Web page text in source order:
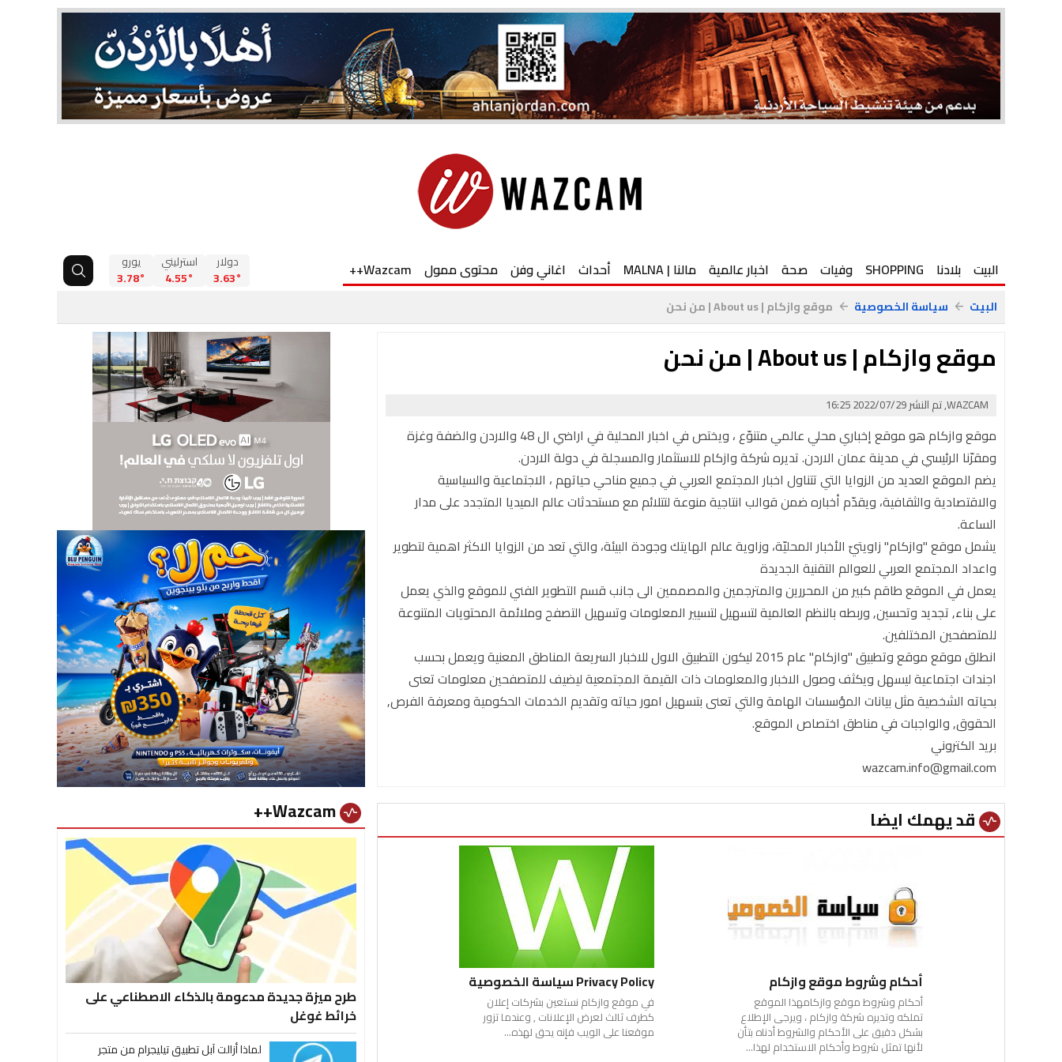
البيت بلادنا SHOPPING وفيات صحة اخبار عالمية مالنا | MALNA أحداث اغاني وفن محتوى ممول Wazcam++ دولار
3.63°
استرليني
4.55°
يورو
3.78°
البيت arrow_back سياسة الخصوصية arrow_back موقع وازكام | About us | من نحن
موقع وازكام | About us | من نحن
WAZCAM, تم النشر 2022/07/29 16:25
موقع وازكام هو موقع إخباري محلي عالمي متنوّع ، ويختص في اخبار المحلية في اراضي ال 48 والاردن والضفة وغزة
ومقرّنا الرئيسي في مدينة عمان الاردن. تديره شركة وازكام للاستثمار والمسجلة في دولة الاردن.
يضم الموقع العديد من الزوايا التي تتناول اخبار المجتمع العربي في جميع مناحي حياتهم ، الاجتماعية والسياسية
والاقتصادية والثقافية، ويقدّم أخباره ضمن قوالب انتاجية منوعة لتتلائم مع مستحدثات عالم الميديا المتجدد على مدار
الساعة.
يشمل موقع "وازكام" زاويتيّ الأخبار المحليّة، وزاوية عالم الهايتك وجودة البيئة، والتي تعد من الزوايا الاكثر اهمية لتطوير
واعداد المجتمع العربي للعوالم التقنية الجديدة
يعمل في الموقع طاقم كبير من المحررين والمترجمين والمصممين الى جانب قسم التطوير الفني للموقع والذي يعمل
على بناء, تجديد وتحسين, وربطه بالنظم العالمية لتسهيل لتسيير المعلومات وتسهيل التصفح وملائمة المحتويات المتنوعة
للمتصفحين المختلفين.
انطلق موقع موقع وتطبيق "وازكام" عام 2015 ليكون التطبيق الاول للاخبار السريعة المناطق المعنية ويعمل بحسب
اجندات اجتماعية ليسهل ويكثف وصول الاخبار والمعلومات ذات القيمة المجتمعية ليضيف للمتصفحين معلومات تعنى
بحياته الشخصية مثل بيانات المؤسسات الهامة والتي تعنى بتسهيل امور حياته وتقديم الخدمات الحكومية ومعرفة الفرص,
الحقوق, والواجبات في مناطق اختصاص الموقع.
بريد الكتروني
wazcam.info@gmail.com
vital_signs قد يهمك ايضا
أحكام وشروط موقع وازكام
أحكام وشروط موقع وازكامهذا الموقع
تملكه وتديره شركة وازكام ، ويرجى الإطلاع
بشكل دقيق على الأحكام والشروط أدناه بتأن
لأنها تمثل شروط وأحكام الاستخدام لهذا...
Privacy Policy سياسة الخصوصية
في موقع وازكام نستعين بشركات إعلان
كطرف ثالث لعرض الإعلانات , وعندما تزور
موقعنا على الويب فإنه يحق لهذه...
vital_signs
طرح ميزة جديدة مدعومة بالذكاء الاصطناعي على
خرائط غوغل
لماذا أزالت آبل تطبيق تيليجرام من متجر